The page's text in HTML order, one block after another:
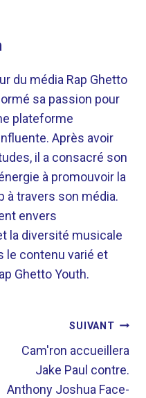
du média Rap Ghetto
sa passion pour
plateforme
Après avoir
il a consacré son
à promouvoir la
à travers son média.
envers
la diversité musicale
le contenu varié et
Ghetto Youth.
SUIVANT
Cam'ron accueillera
Jake Paul contre.
Anthony Joshua Face-